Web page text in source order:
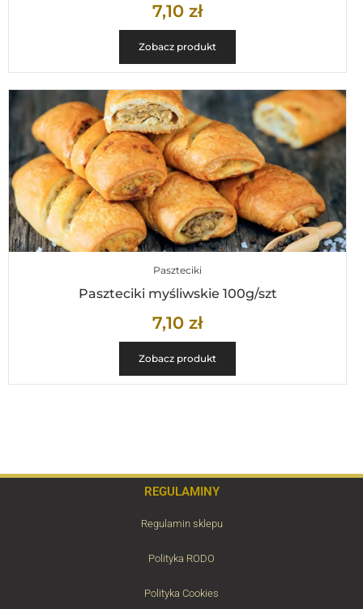
7,10 zł
Zobacz produkt
Paszteciki
Paszteciki myśliwskie 100g/szt
7,10 zł
Zobacz produkt
REGULAMINY
Regulamin sklepu
Polityka RODO
Polityka Cookies